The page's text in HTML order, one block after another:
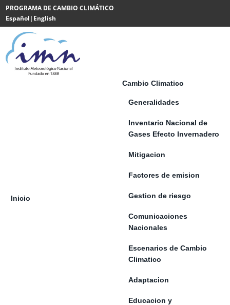
Saltar al contenido
PROGRAMA DE CAMBIO CLIMÁTICO
Español| English
Powered
by
Translate
Inicio
Cambio Climatico
Generalidades
Inventario Nacional de
Gases Efecto Invernadero
Mitigacion
Factores de emision
Gestion de riesgo
Comunicaciones
Nacionales
Escenarios de Cambio
Climatico
Adaptacion
Educacion y